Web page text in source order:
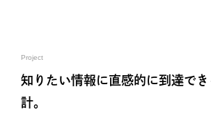
Project
知りたい情報に直感的に到達で
計。